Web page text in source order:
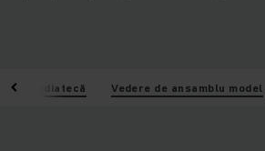
Mediatecă Vedere de ansamblu model